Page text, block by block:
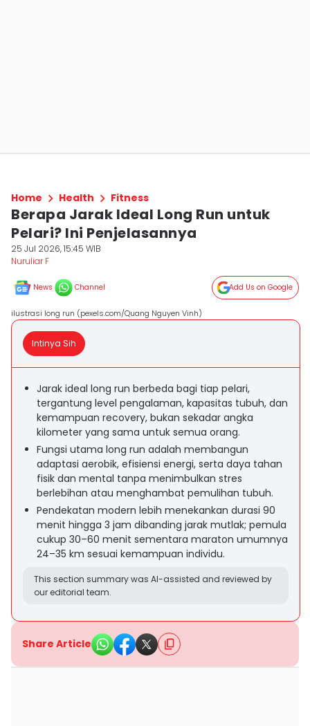
Home Health Fitness
Berapa Jarak Ideal Long Run untuk
Pelari? Ini Penjelasannya
25 Jul 2026, 15:45 WIB
Nuruliar F
News Channel Add Us on Google
ilustrasi long run (pexels.com/Quang Nguyen Vinh)
Intinya Sih
Jarak ideal long run berbeda bagi tiap pelari,
tergantung level pengalaman, kapasitas tubuh, dan
kemampuan recovery, bukan sekadar angka
kilometer yang sama untuk semua orang.
Fungsi utama long run adalah membangun
adaptasi aerobik, efisiensi energi, serta daya tahan
fisik dan mental tanpa menimbulkan stres
berlebihan atau menghambat pemulihan tubuh.
Pendekatan modern lebih menekankan durasi 90
menit hingga 3 jam dibanding jarak mutlak; pemula
cukup 30–60 menit sementara maraton umumnya
24–35 km sesuai kemampuan individu.
This section summary was AI-assisted and reviewed by
our editorial team.
Share Article